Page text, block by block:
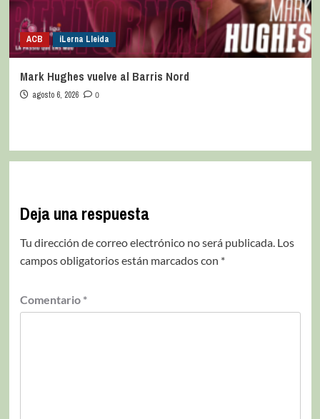
ACB iLerna Lleida
Mark Hughes vuelve al Barris Nord
agosto 6, 2026 0
Deja una respuesta
Tu dirección de correo electrónico no será publicada. Los
campos obligatorios están marcados con *
Comentario *